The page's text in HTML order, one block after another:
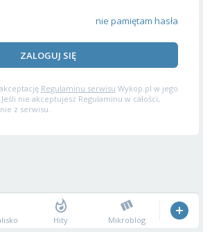
nie pamiętam hasła
ZALOGUJ SIĘ
Regulaminu serwisu Wykop.pl w jego
nie akceptujesz Regulaminu w całości,
z serwisu.
Hity Mikroblog